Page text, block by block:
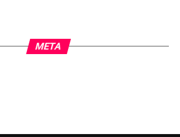
META